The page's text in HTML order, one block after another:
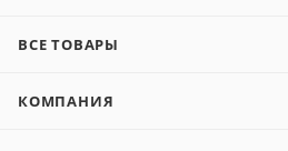
ВСЕ ТОВАРЫ
КОМПАНИЯ